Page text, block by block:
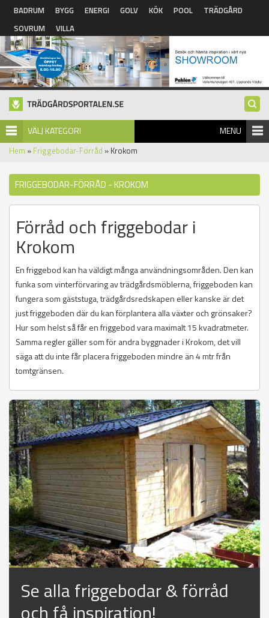
Hoppa till huvudinnehåll
BADRUM BYGG ENERGI GOLV KÖK POOL
TRÄDGÅRD
SOVRUM
VILLA
VÄLJ KATEGORI MENU
Hem » Friggebodar-Förråd » Krokom
FRIGGEBODAR-FÖRRÅD - KROKOM
Förråd och friggebodar i
Krokom
En friggebod kan ha väldigt många användningsområden. Den kan
funka som vinterförvaring av trädgårdsmöblerna, friggeboden kan
fungera som gäststuga, trädgårdsredskapen eller kanske är det
just friggeboden där du kan förplantera alla växter och grönsaker?
Hur som helst så får en friggebod vara maximalt 15 kvadratmeter.
Samma regler gäller som för andra byggnader i Krokom, det vill
säga att du inte får placera friggeboden mindre än 4 mtr från
tomtgränsen.
Se alla friggebodar & förråd